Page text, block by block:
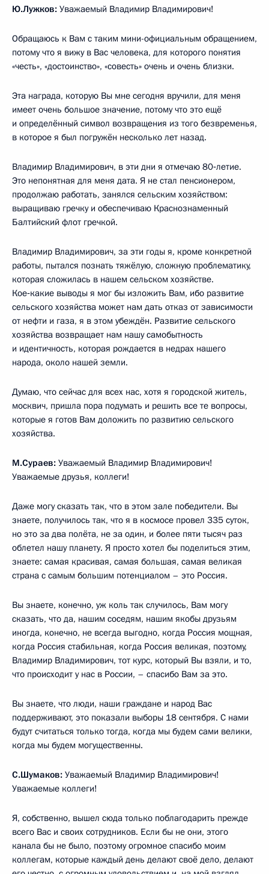
Ю.Лужков: Уважаемый Владимир Владимирович!
Обращаюсь к Вам с таким мини-официальным обращением,
потому что я вижу в Вас человека, для которого понятия
«честь», «достоинство», «совесть» очень и очень близки.
Эта награда, которую Вы мне сегодня вручили, для меня
имеет очень большое значение, потому что это ещё
и определённый символ возвращения из того безвременья,
в которое я был погружён несколько лет назад.
Владимир Владимирович, в эти дни я отмечаю 80‑летие.
Это непонятная для меня дата. Я не стал пенсионером,
продолжаю работать, занялся сельским хозяйством:
выращиваю гречку и обеспечиваю Краснознаменный
Балтийский флот гречкой.
Владимир Владимирович, за эти годы я, кроме конкретной
работы, пытался познать тяжёлую, сложную проблематику,
которая сложилась в нашем сельском хозяйстве.
Кое‑какие выводы я мог бы изложить Вам, ибо развитие
сельского хозяйства может нам дать отказ от зависимости
от нефти и газа, я в этом убеждён. Развитие сельского
хозяйства возвращает нам нашу самобытность
и идентичность, которая рождается в недрах нашего
народа, около нашей земли.
Думаю, что сейчас для всех нас, хотя я городской житель,
москвич, пришла пора подумать и решить все те вопросы,
которые я готов Вам доложить по развитию сельского
хозяйства.
М.Сураев: Уважаемый Владимир Владимирович!
Уважаемые друзья, коллеги!
Даже могу сказать так, что в этом зале победители. Вы
знаете, получилось так, что я в космосе провел 335 суток,
но это за два полёта, не за один, и более пяти тысяч раз
облетел нашу планету. Я просто хотел бы поделиться этим,
знаете: самая красивая, самая большая, самая великая
страна с самым большим потенциалом – это Россия.
Вы знаете, конечно, уж коль так случилось, Вам могу
сказать, что да, нашим соседям, нашим якобы друзьям
иногда, конечно, не всегда выгодно, когда Россия мощная,
когда Россия стабильная, когда Россия великая, поэтому,
Владимир Владимирович, тот курс, который Вы взяли, и то,
что происходит у нас в России, – спасибо Вам за это.
Вы знаете, что люди, наши граждане и народ Вас
поддерживают, это показали выборы 18 сентября. С нами
будут считаться только тогда, когда мы будем сами велики,
когда мы будем могущественны.
С.Шумаков: Уважаемый Владимир Владимирович!
Уважаемые коллеги!
Я, собственно, вышел сюда только поблагодарить прежде
всего Вас и своих сотрудников. Если бы не они, этого
канала бы не было, поэтому огромное спасибо моим
коллегам, которые каждый день делают своё дело, делают